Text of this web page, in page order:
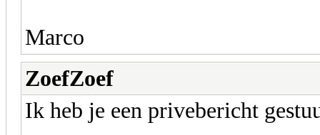
Marco
ZoefZoef
Ik heb je een privebericht